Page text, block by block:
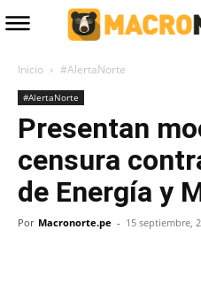
Inicio #AlertaNorte
#AlertaNorte
Presentan
censura
de Energía y
Por Macronorte.pe - 15 septiembre,